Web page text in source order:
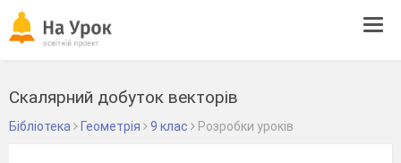
Скалярний добуток векторів
Бібліотека Геометрія 9 клас Розробки уроків